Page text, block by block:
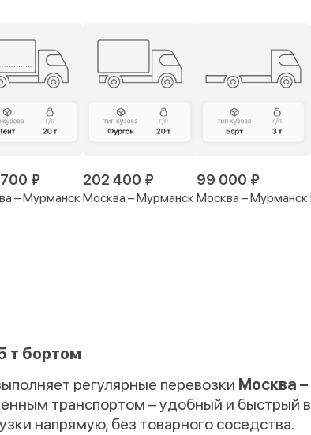
₽
– Мурманск
202 400 ₽
Москва – Мурманск
99 000 ₽
Москва – Мурманск
т бортом
регулярные перевозки Москва
транспортом – удобный и быстрый
напрямую, без товарного соседства.